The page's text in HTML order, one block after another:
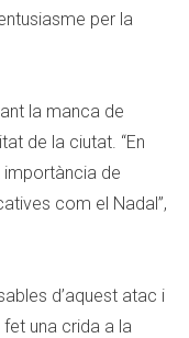
per la
la manca de
de la ciutat. “En
importància de
com el Nadal”,
d’aquest atac i
una crida a la